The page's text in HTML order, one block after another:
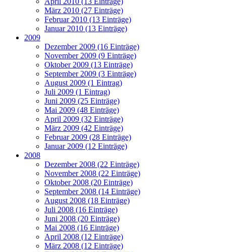
März 2010 (27 Einträge)
Februar 2010 (13 Einträge)
Januar 2010 (13 Einträge)
2009
Dezember 2009 (16 Einträge)
November 2009 (9 Einträge)
Oktober 2009 (13 Einträge)
September 2009 (3 Einträge)
August 2009 (1 Eintrag)
Juli 2009 (1 Eintrag)
Juni 2009 (25 Einträge)
Mai 2009 (48 Einträge)
April 2009 (32 Einträge)
März 2009 (42 Einträge)
Februar 2009 (28 Einträge)
Januar 2009 (12 Einträge)
2008
Dezember 2008 (22 Einträge)
November 2008 (22 Einträge)
Oktober 2008 (20 Einträge)
September 2008 (14 Einträge)
August 2008 (18 Einträge)
Juli 2008 (16 Einträge)
Juni 2008 (20 Einträge)
Mai 2008 (16 Einträge)
April 2008 (12 Einträge)
März 2008 (12 Einträge)